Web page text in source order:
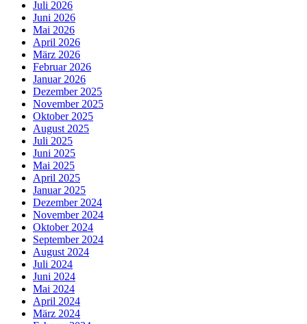
Juli 2026
Juni 2026
Mai 2026
April 2026
März 2026
Februar 2026
Januar 2026
Dezember 2025
November 2025
Oktober 2025
August 2025
Juli 2025
Juni 2025
Mai 2025
April 2025
Januar 2025
Dezember 2024
November 2024
Oktober 2024
September 2024
August 2024
Juli 2024
Juni 2024
Mai 2024
April 2024
März 2024